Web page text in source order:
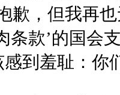
歉，但我再
条款’的国会
感到羞耻：你